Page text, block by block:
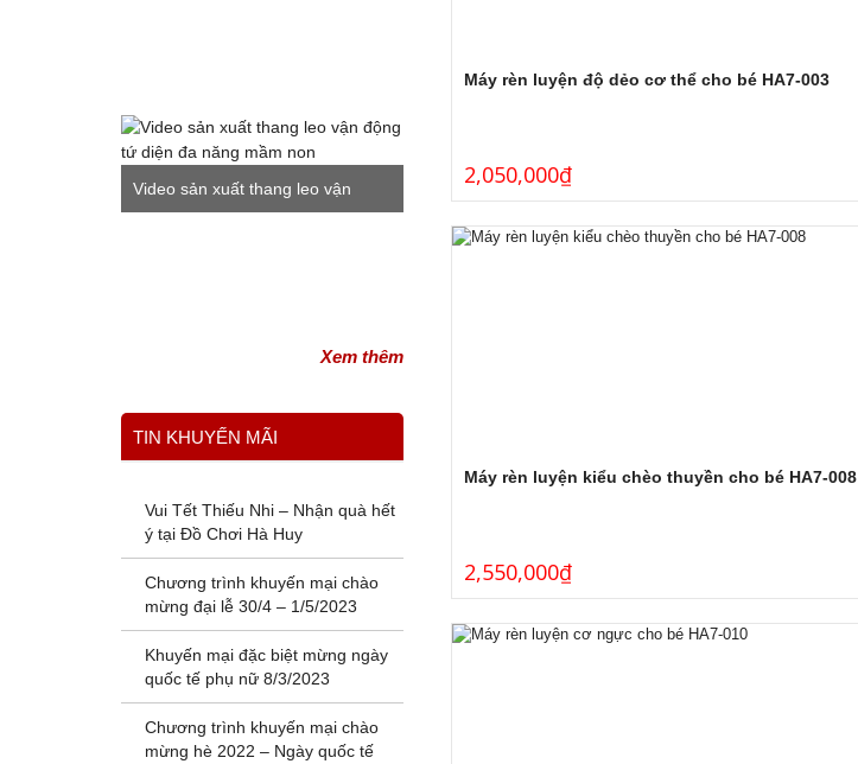
Máy rèn luyện độ dẻo cơ thể cho bé HA7-003
2,050,000₫
Máy rèn luyện kiểu chèo thuyền cho bé HA7-008
2,550,000₫
Video sản xuất thang leo vận
Xem thêm
TIN KHUYẾN MÃI
Vui Tết Thiếu Nhi – Nhận quà hết
ý tại Đồ Chơi Hà Huy
Chương trình khuyến mại chào
mừng đại lễ 30/4 – 1/5/2023
Khuyến mại đặc biệt mừng ngày
quốc tế phụ nữ 8/3/2023
Chương trình khuyến mại chào
mừng hè 2022 – Ngày quốc tế